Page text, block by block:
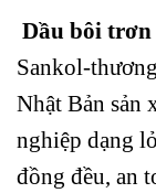
Dầu bôi trơn
Sankol-
Nhật Bản sản
nghiệp dạng
đồng đều, an